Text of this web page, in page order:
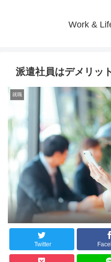
Work &
派遣社員はデメリッ
就職
Twitter